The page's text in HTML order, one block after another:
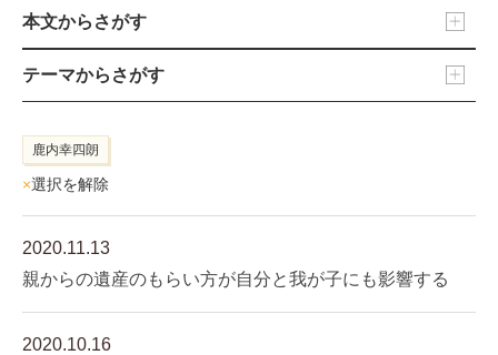
本文からさがす
テーマからさがす
鹿内幸四朗
×選択を解除
2020.11.13
親からの遺産のもらい方が自分と我が子にも影響する
2020.10.16